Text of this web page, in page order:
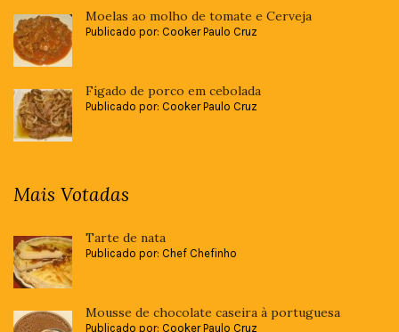
Moelas ao molho de tomate e Cerveja
Publicado por: Cooker Paulo Cruz
Fígado de porco em cebolada
Publicado por: Cooker Paulo Cruz
Mais Votadas
Tarte de nata
Publicado por: Chef Chefinho
Mousse de chocolate caseira à portuguesa
Publicado por: Cooker Paulo Cruz